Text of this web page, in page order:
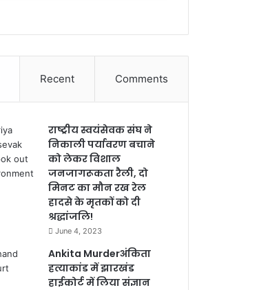
Recent Comments
राष्ट्रीय स्वयंसेवक संघ ने
निकाली पर्यावरण बचाने
को लेकर विशाल
जनजागरूकता रैली, दो
मिनट का मौन रख रेल
हादसे के मृतकों को दी
श्रद्धांजलि!
June 4, 2023
Ankita Murderअंकिता
हत्याकांड में झारखंड
हाईकोर्ट में लिया संज्ञान